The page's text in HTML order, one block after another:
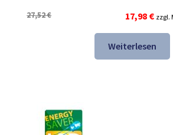
27,52€
Preis
war:
27,52 €
17,98 €
Preis
ist:
17,98
zzgl.
Weiterlesen